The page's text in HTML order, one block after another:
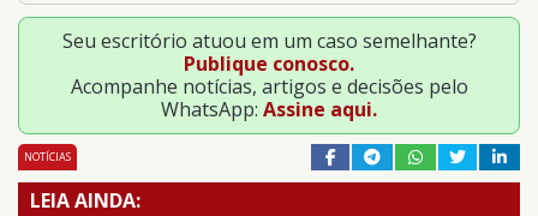
Seu escritório atuou em um caso semelhante?
Publique conosco.
Acompanhe notícias, artigos e decisões pelo
WhatsApp: Assine aqui.
NOTÍCIAS
LEIA AINDA: